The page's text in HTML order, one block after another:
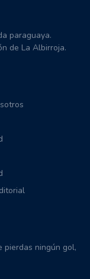
paraguaya.
de La Albirroja.
ningún gol,